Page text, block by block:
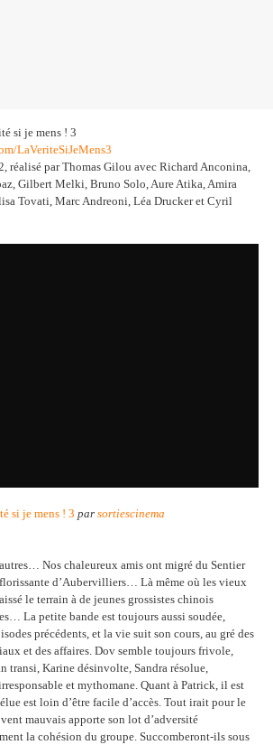
si je mens ! 3
LaVeriteSiJeMens3
réalisé par Thomas Gilou avec Richard Anconina,
Gilbert Melki, Bruno Solo, Aure Atika, Amira
Tovati, Marc Andreoni, Léa Drucker et Cyril
si je mens ! 3 par sortiescinema
Nos chaleureux amis ont migré du Sentier
d’Aubervilliers… Là même où les vieux
le terrain à de jeunes grossistes chinois
La petite bande est toujours aussi soudée,
précédents, et la vie suit son cours, au gré des
et des affaires. Dov semble toujours frivole,
transi, Karine désinvolte, Sandra résolue,
et mythomane. Quant à Patrick, il est
est loin d’être facile d’accès. Tout irait pour le
mauvais apporte son lot d’adversité
la cohésion du groupe. Succomberont-ils sous